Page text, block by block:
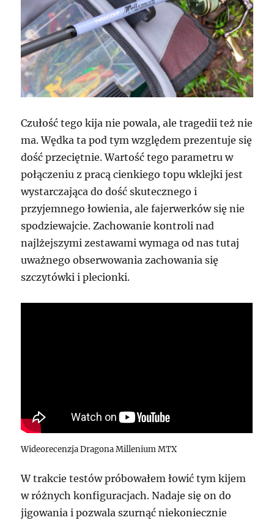
Czułość tego kija nie powala, ale tragedii też nie
ma. Wędka ta pod tym względem prezentuje się
dość przeciętnie. Wartość tego parametru w
połączeniu z pracą cienkiego topu wklejki jest
wystarczająca do dość skutecznego i
przyjemnego łowienia, ale fajerwerków się nie
spodziewajcie. Zachowanie kontroli nad
najlżejszymi zestawami wymaga od nas tutaj
uważnego obserwowania zachowania się
szczytówki i plecionki.
Wideorecenzja Dragona Millenium MTX
W trakcie testów próbowałem łowić tym kijem
w różnych konfiguracjach. Nadaje się on do
jigowania i pozwala szurnąć niekoniecznie